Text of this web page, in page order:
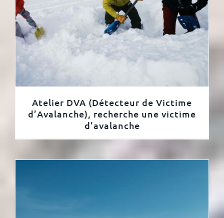
Atelier DVA (Détecteur de Victime
d’Avalanche), recherche une victime
d’avalanche